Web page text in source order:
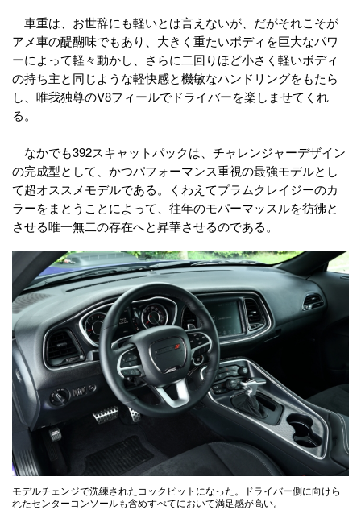
車重は、お世辞にも軽いとは言えないが、だがそれこそが
アメ車の醍醐味でもあり、大きく重たいボディを巨大なパワ
ーによって軽々動かし、さらに二回りほど小さく軽いボディ
の持ち主と同じような軽快感と機敏なハンドリングをもたら
し、唯我独尊のV8フィールでドライバーを楽しませてくれ
る。
なかでも392スキャットパックは、チャレンジャーデザイン
の完成型として、かつパフォーマンス重視の最強モデルとし
て超オススメモデルである。くわえてプラムクレイジーのカ
ラーをまとうことによって、往年のモパーマッスルを彷彿と
させる唯一無二の存在へと昇華させるのである。
モデルチェンジで洗練されたコックピットになった。ドライバー側に向けら
れたセンターコンソールも含めすべてにおいて満足感が高い。